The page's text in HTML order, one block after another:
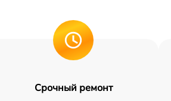
Срочный ремонт